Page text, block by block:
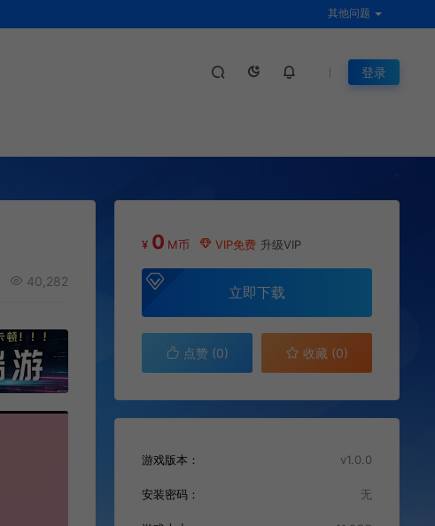
其他问题
登录
40,282
¥ 0 M币 VIP免费 升级VIP
立即下载
点赞 (0) 收藏 (0)
游戏版本： v1.0.0
安装密码： 无